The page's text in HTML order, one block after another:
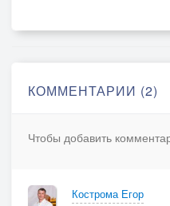
КОММЕНТАРИИ (2)
Чтобы добавить
Кострома Егор